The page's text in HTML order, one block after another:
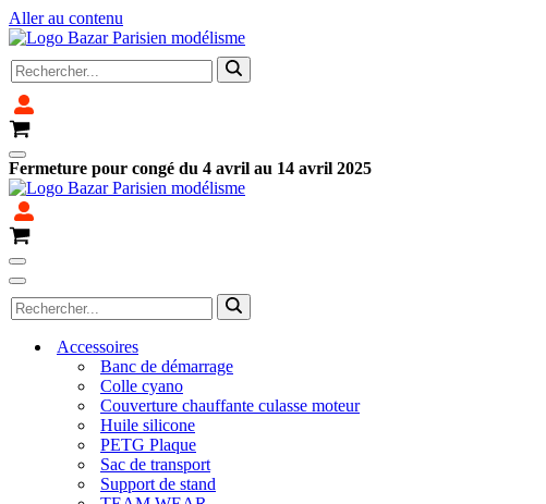
Aller au contenu
Rechercher...
Panier
Menu
de
navigation
Fermeture pour congé du 4 avril au 14 avril 2025
Panier
Menu
de
navigation
Menu
de
navigation
Rechercher...
Accessoires
Banc de démarrage
Colle cyano
Couverture chauffante culasse moteur
Huile silicone
PETG Plaque
Sac de transport
Support de stand